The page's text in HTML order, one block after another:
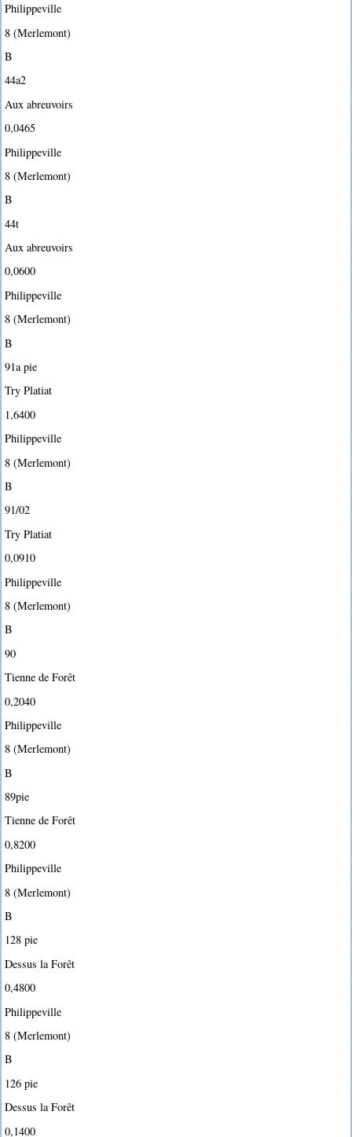
Philippeville
8 (Merlemont)
B
44a2
Aux abreuvoirs
0,0465
Philippeville
8 (Merlemont)
B
44t
Aux abreuvoirs
0,0600
Philippeville
8 (Merlemont)
B
91a pie
Try Platiat
1,6400
Philippeville
8 (Merlemont)
B
91/02
Try Platiat
0,0910
Philippeville
8 (Merlemont)
B
90
Tienne de Forêt
0,2040
Philippeville
8 (Merlemont)
B
89pie
Tienne de Forêt
0,8200
Philippeville
8 (Merlemont)
B
128 pie
Dessus la Forêt
0,4800
Philippeville
8 (Merlemont)
B
126 pie
Dessus la Forêt
0,1400